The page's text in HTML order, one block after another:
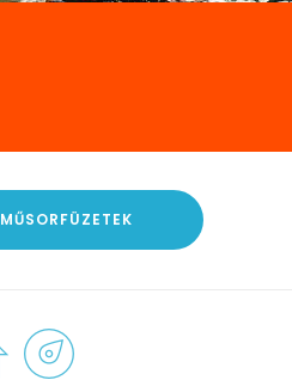
MŰSORFÜZETEK